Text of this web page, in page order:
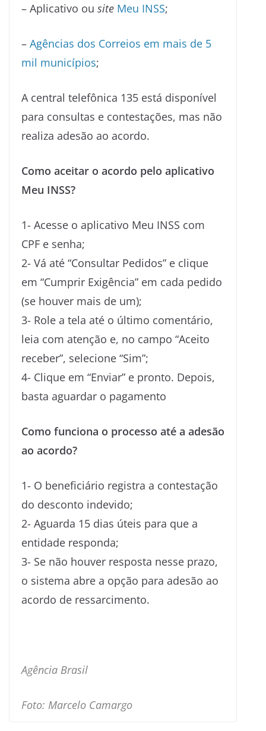
– Aplicativo ou site Meu INSS;
– Agências dos Correios em mais de 5
mil municípios;
A central telefônica 135 está disponível
para consultas e contestações, mas não
realiza adesão ao acordo.
Como aceitar o acordo pelo aplicativo
Meu INSS?
1- Acesse o aplicativo Meu INSS com
CPF e senha;
2- Vá até “Consultar Pedidos” e clique
em “Cumprir Exigência” em cada pedido
(se houver mais de um);
3- Role a tela até o último comentário,
leia com atenção e, no campo “Aceito
receber”, selecione “Sim”;
4- Clique em “Enviar” e pronto. Depois,
basta aguardar o pagamento
Como funciona o processo até a adesão
ao acordo?
1- O beneficiário registra a contestação
do desconto indevido;
2- Aguarda 15 dias úteis para que a
entidade responda;
3- Se não houver resposta nesse prazo,
o sistema abre a opção para adesão ao
acordo de ressarcimento.
Agência Brasil
Foto: Marcelo Camargo